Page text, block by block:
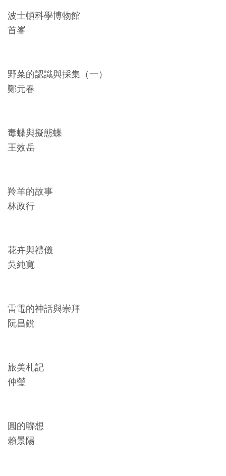
料
開
告
權
聲
回
首
友
善
措
服
導
覽
En
glis
h
日
本
波士頓科學博物館
首峯
野菜的認識與採集（一）
鄭元春
毒蝶與擬態蝶
王效岳
羚羊的故事
林政行
花卉與禮儀
吳純寬
雷電的神話與崇拜
阮昌銳
旅美札記
仲瑩
圓的聯想
賴景陽